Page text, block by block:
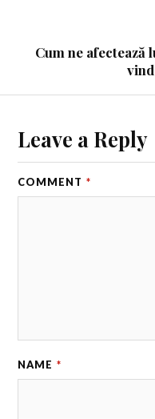
Cum ne afectează
Leave a Reply
COMMENT *
NAME *